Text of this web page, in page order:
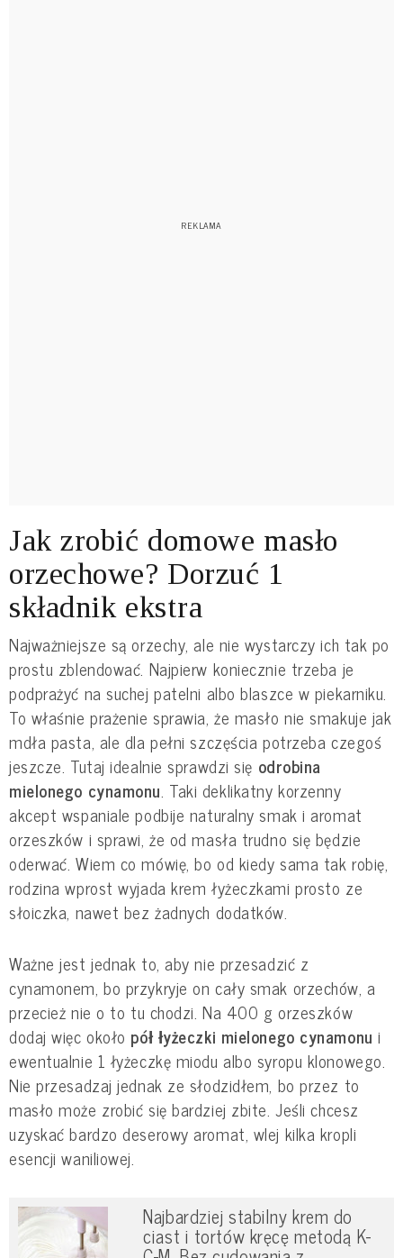
Jak zrobić domowe masło
orzechowe? Dorzuć 1
składnik ekstra
Najważniejsze są orzechy, ale nie wystarczy ich tak po
prostu zblendować. Najpierw koniecznie trzeba je
podprażyć na suchej patelni albo blaszce w piekarniku.
To właśnie prażenie sprawia, że masło nie smakuje jak
mdła pasta, ale dla pełni szczęścia potrzeba czegoś
jeszcze. Tutaj idealnie sprawdzi się odrobina
mielonego cynamonu. Taki deklikatny korzenny
akcept wspaniale podbije naturalny smak i aromat
orzeszków i sprawi, że od masła trudno się będzie
oderwać. Wiem co mówię, bo od kiedy sama tak robię,
rodzina wprost wyjada krem łyżeczkami prosto ze
słoiczka, nawet bez żadnych dodatków.
Ważne jest jednak to, aby nie przesadzić z
cynamonem, bo przykryje on cały smak orzechów, a
przecież nie o to tu chodzi. Na 400 g orzeszków
dodaj więc około pół łyżeczki mielonego cynamonu i
ewentualnie 1 łyżeczkę miodu albo syropu klonowego.
Nie przesadzaj jednak ze słodzidłem, bo przez to
masło może zrobić się bardziej zbite. Jeśli chcesz
uzyskać bardzo deserowy aromat, wlej kilka kropli
esencji waniliowej.
Najbardziej stabilny krem do
ciast i tortów kręcę metodą K-